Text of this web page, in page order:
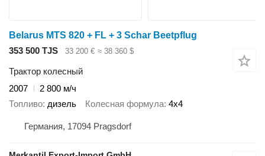
Belarus MTS 820 + FL + 3 Schar Beetpflug
353 500 TJS
33 200 € ≈ 38 360 $
Трактор колесный
2007
2 800 м/ч
Топливо дизель Колесная формула 4x4
Германия, 17094 Pragsdorf